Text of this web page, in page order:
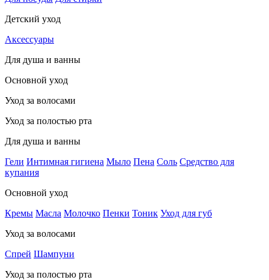
Детский уход
Аксессуары
Для душа и ванны
Основной уход
Уход за волосами
Уход за полостью рта
Для душа и ванны
Гели Интимная гигиена Мыло Пена Соль Средство для
купания
Основной уход
Кремы Масла Молочко Пенки Тоник Уход для губ
Уход за волосами
Спрей Шампуни
Уход за полостью рта